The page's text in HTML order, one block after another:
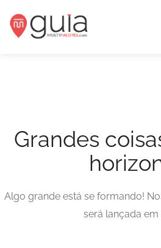
Grandes
Algo grande está se formando!
será lançada em